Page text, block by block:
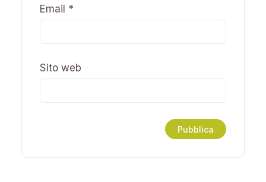
Email *
Sito web